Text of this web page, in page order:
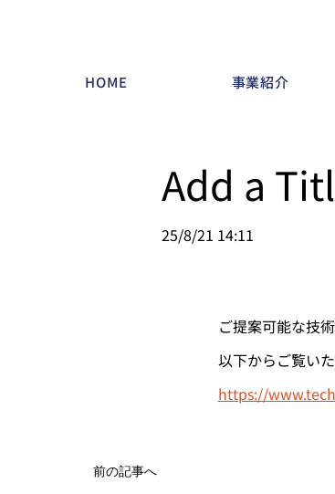
HOME 事業紹介
Add a
25/8/21 14:11
前の記事へ
ご提案可能な技
以下からご覧いた
https://